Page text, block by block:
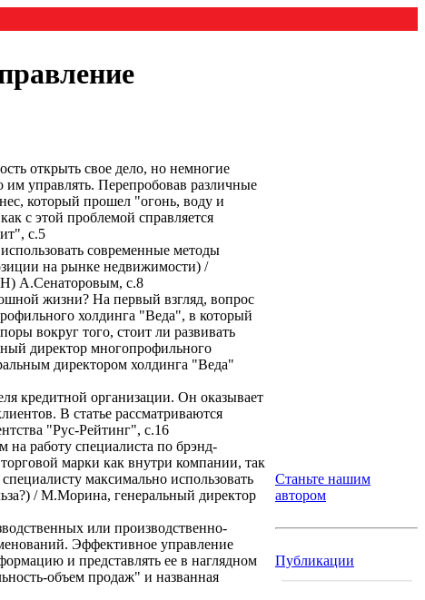
открыть свое дело, но немногие
им управлять. Перепробовав различные
который прошел "огонь, воду и
с этой проблемой справляется
с.5
современные методы
на рынке недвижимости) /
А.Сенаторовым, с.8
жизни? На первый взгляд, вопрос
холдинга "Веда", в который
вокруг того, стоит ли развивать
директор многопрофильного
директором холдинга "Веда"
кредитной организации. Он оказывает
В статье рассматриваются
"Рус-Рейтинг", с.16
на работу специалиста по брэнд-
марки как внутри компании, так
максимально использовать
/ М.Морина, генеральный директор
или производственно-
Эффективное управление
и представлять ее в наглядном
объем продаж" и названная
Станьте нашим
автором
Публикации